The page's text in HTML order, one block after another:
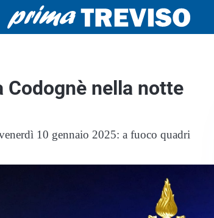
Codognè nella notte
10 gennaio 2025: a fuoco quadri